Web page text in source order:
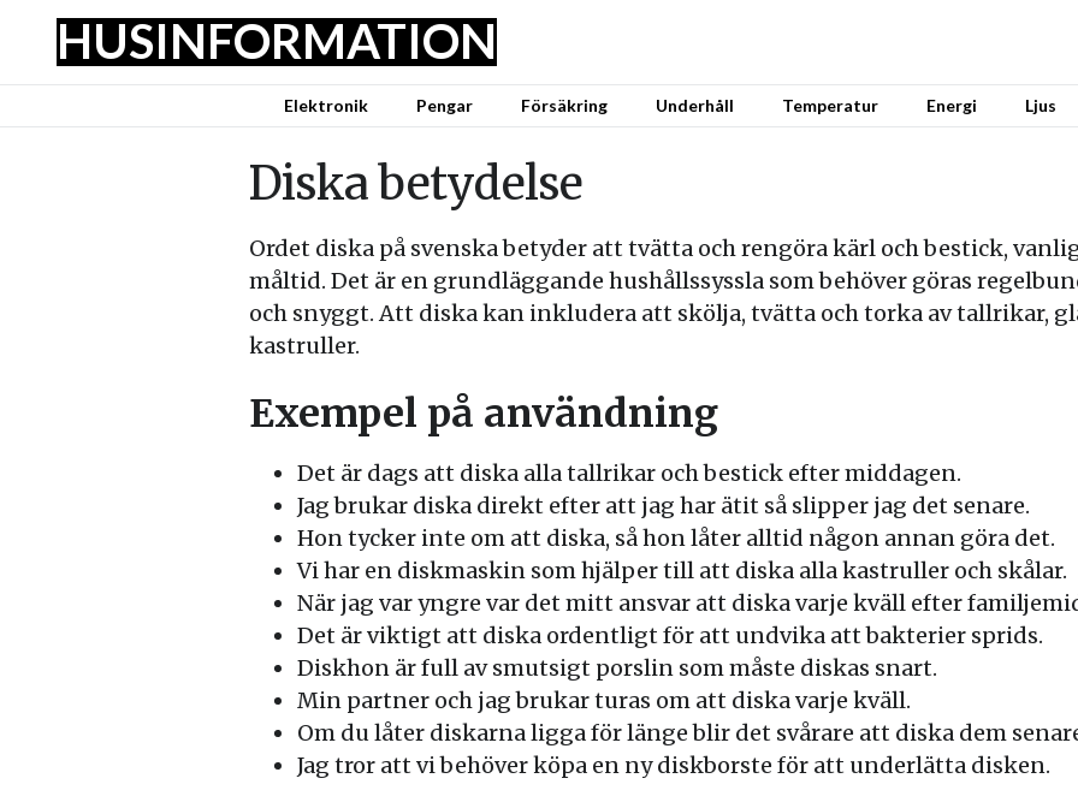
HUSINFORMATION
Elektronik Pengar Försäkring Underhåll Temperatur Energi Ljus
Diska betydelse
Ordet diska på svenska betyder att tvätta och rengöra kärl och bestick,
måltid. Det är en grundläggande hushållssyssla som behöver göras
och snyggt. Att diska kan inkludera att skölja, tvätta och torka av tallrikar,
kastruller.
Exempel på användning
Det är dags att diska alla tallrikar och bestick efter middagen.
Jag brukar diska direkt efter att jag har ätit så slipper jag det senare.
Hon tycker inte om att diska, så hon låter alltid någon annan göra det.
Vi har en diskmaskin som hjälper till att diska alla kastruller och skålar.
När jag var yngre var det mitt ansvar att diska varje kväll efter
Det är viktigt att diska ordentligt för att undvika att bakterier sprids.
Diskhon är full av smutsigt porslin som måste diskas snart.
Min partner och jag brukar turas om att diska varje kväll.
Om du låter diskarna ligga för länge blir det svårare att diska dem
Jag tror att vi behöver köpa en ny diskborste för att underlätta disken.